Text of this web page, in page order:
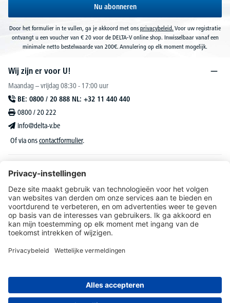
Nu abonneren
Door het formulier in te vullen, ga je akkoord met ons privacybeleid. Voor uw registratie
ontvangt u een voucher van € 20 voor de DELTA-V online shop. Inwisselbaar vanaf een
minimale netto bestelwaarde van 200€. Annulering op elk moment mogelijk.
Wij zijn er voor U!
Maandag – vrijdag 08:30 - 17:00 uur
BE: 0800 / 20 888 NL: +32 11 440 440
0800 / 20 222
info@delta-v.be
Of via onscontactformulier.
DELTA-V Lucas
Klantenservice
Over DELTA-V
en organisaties.